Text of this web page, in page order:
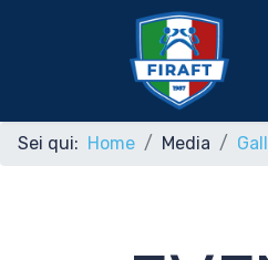
Sei qui: Home Media